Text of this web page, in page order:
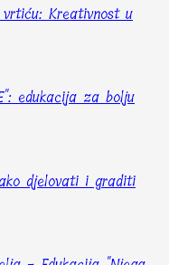
Kreativnost u
edukacija za bolju
djelovati i graditi